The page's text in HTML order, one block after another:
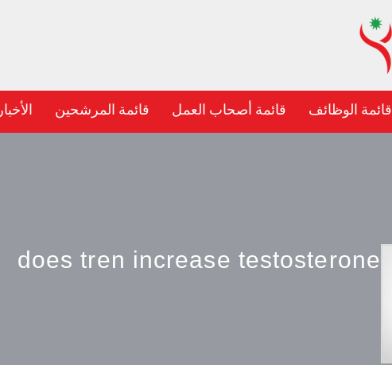
قائمة الوظائف قائمة أصحاب العمل قائمة المرشحين الأخبار
does tren increase testosterone